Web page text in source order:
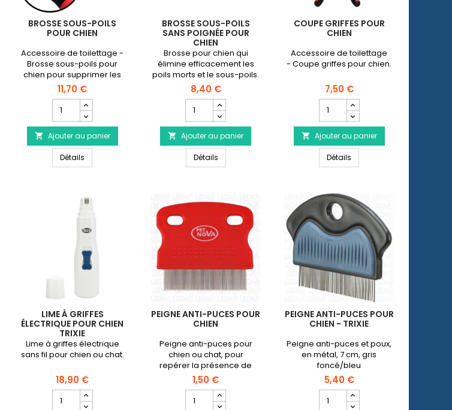
BROSSE SOUS-POILS
POUR CHIEN
Accessoire de toilettage -
Brosse sous-poils pour
chien pour supprimer les
poils morts du sous-pelage
avec tête interchangeable.
11,70 €
quantité
du
produit
Brosse
sous-
poils
 Ajouter au panier
Détails
BROSSE SOUS-POILS
SANS POIGNÉE POUR
CHIEN
Brosse pour chien qui
élimine efficacement les
poils morts et le sous-poils.
8,40 €
quantité
du
produit
Brosse
sous-
poils
pour
 Ajouter au panier
DétailsBrosse sous-poils sans poignée pour chien
COUPE GRIFFES POUR
CHIEN
Accessoire de toilettage
- Coupe griffes pour chien.
7,50 €
quantité
du
produit
Coupe
griffes
pour
 Ajouter au panier
Détails
LIME À GRIFFES
ÉLECTRIQUE POUR CHIEN
TRIXIE
Lime à griffes électrique
sans fil pour chien ou chat.
18,90 €
quantité
PEIGNE ANTI-PUCES POUR
CHIEN
Peigne anti-puces pour
chien ou chat, pour
repérer la présence de
puces.
1,50 €
quantité
PEIGNE ANTI-PUCES POUR
CHIEN - TRIXIE
Peigne anti-puces et poux,
en métal, 7 cm, gris
foncé/bleu
5,40 €
quantité